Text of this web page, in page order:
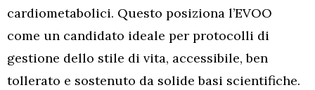
cardiometabolici. Questo posiziona l’EVOO
come un candidato ideale per protocolli di
gestione dello stile di vita, accessibile, ben
tollerato e sostenuto da solide basi scientifiche.